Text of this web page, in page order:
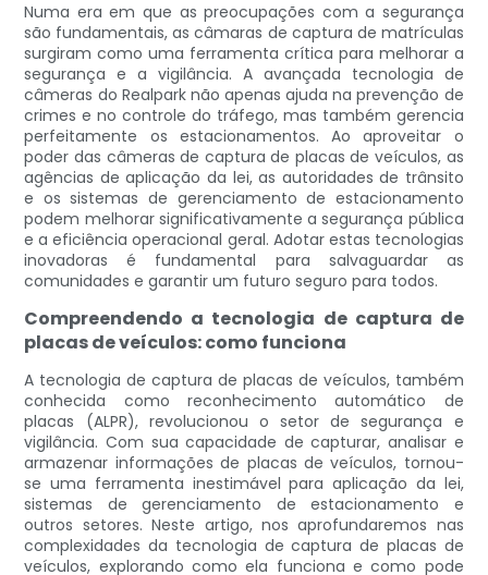
Numa era em que as preocupações com a segurança
são fundamentais, as câmaras de captura de matrículas
surgiram como uma ferramenta crítica para melhorar a
segurança e a vigilância. A avançada tecnologia de
câmeras do Realpark não apenas ajuda na prevenção de
crimes e no controle do tráfego, mas também gerencia
perfeitamente os estacionamentos. Ao aproveitar o
poder das câmeras de captura de placas de veículos, as
agências de aplicação da lei, as autoridades de trânsito
e os sistemas de gerenciamento de estacionamento
podem melhorar significativamente a segurança pública
e a eficiência operacional geral. Adotar estas tecnologias
inovadoras é fundamental para salvaguardar as
comunidades e garantir um futuro seguro para todos.
Compreendendo a tecnologia de captura de
placas de veículos: como funciona
A tecnologia de captura de placas de veículos, também
conhecida como reconhecimento automático de
placas (ALPR), revolucionou o setor de segurança e
vigilância. Com sua capacidade de capturar, analisar e
armazenar informações de placas de veículos, tornou-
se uma ferramenta inestimável para aplicação da lei,
sistemas de gerenciamento de estacionamento e
outros setores. Neste artigo, nos aprofundaremos nas
complexidades da tecnologia de captura de placas de
veículos, explorando como ela funciona e como pode